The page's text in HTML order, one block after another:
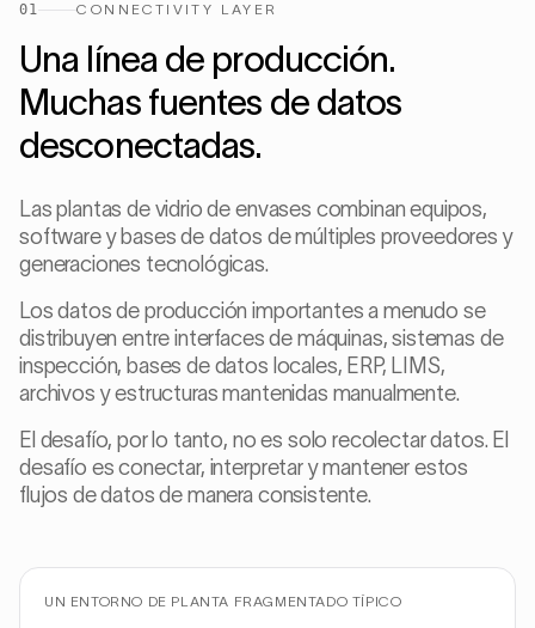
01 CONNECTIVITY LAYER
Una línea de producción.
Muchas fuentes de datos
desconectadas.
Las plantas de vidrio de envases combinan equipos,
software y bases de datos de múltiples proveedores y
generaciones tecnológicas.
Los datos de producción importantes a menudo se
distribuyen entre interfaces de máquinas, sistemas de
inspección, bases de datos locales, ERP, LIMS,
archivos y estructuras mantenidas manualmente.
El desafío, por lo tanto, no es solo recolectar datos. El
desafío es conectar, interpretar y mantener estos
flujos de datos de manera consistente.
UN ENTORNO DE PLANTA FRAGMENTADO TÍPICO